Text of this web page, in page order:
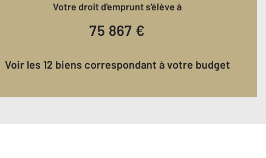
Votre droit d'emprunt s'élève à
75 867 €
Voir les 12 biens correspondant à votre budget